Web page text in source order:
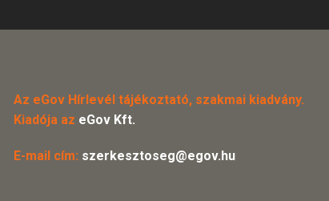
Az eGov Hírlevél tájékoztató, szakmai kiadvány.
Kiadója az eGov Kft.
E-mail cím: szerkesztoseg@egov.hu